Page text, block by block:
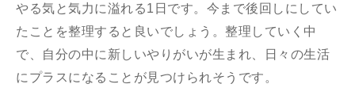
やる気と気力に溢れる1日です。今まで後回しにしてい
たことを整理すると良いでしょう。整理していく中
で、自分の中に新しいやりがいが生まれ、日々の生活
にプラスになることが見つけられそうです。